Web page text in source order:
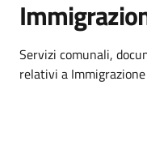
Dettagli
Servizi comunali,
relativi a Immigrazione